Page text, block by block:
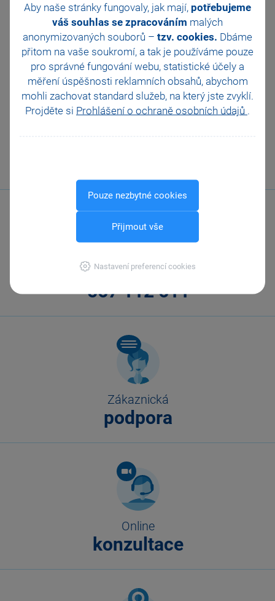
Aby naše stránky fungovaly, jak mají, potřebujeme
váš souhlas se zpracováním malých
anonymizovaných souborů – tzv. cookies. Dbáme
přitom na vaše soukromí, a tak je používáme pouze
pro správné fungování webu, statistické účely a
měření úspěšnosti reklamních obsahů, abychom
mohli zachovat standard služeb, na který jste zvyklí.
Projděte si Prohlášení o ochraně osobních údajů .
Pouze nezbytné cookies
Přijmout vše
Nastavení preferencí cookies
SMS zprávy
Datové schránky
Obchodní činnost
33 vychytávek pro
automatizaci Pohody
Platební terminály
Doporučení pro zálohování
Zabezpečení
Zavolejte nám
567 112 611
Zákaznická
podpora
Online
konzultace